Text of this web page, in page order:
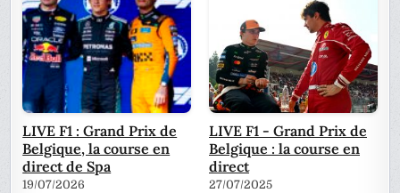
LIVE F1 : Grand Prix de
Belgique, la course en
direct de Spa
19/07/2026
LIVE F1 - Grand Prix de
Belgique : la course en
direct
27/07/2025